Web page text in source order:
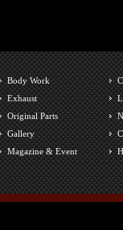
Body Work
Exhaust
Original Parts
Gallery
Magazine & Event